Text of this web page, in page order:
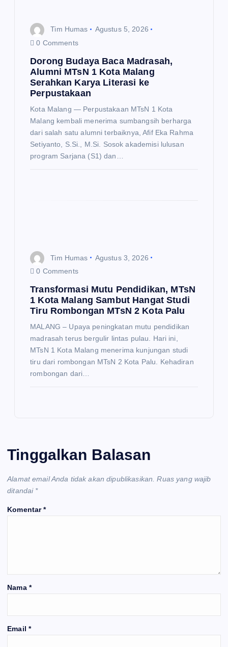
Tim Humas
Agustus 5, 2026
0 Comments
Dorong Budaya Baca Madrasah,
Alumni MTsN 1 Kota Malang
Serahkan Karya Literasi ke
Perpustakaan
Kota Malang — Perpustakaan MTsN 1 Kota
Malang kembali menerima sumbangsih berharga
dari salah satu alumni terbaiknya, Afif Eka Rahma
Setiyanto, S.Si., M.Si. Sosok akademisi lulusan
program Sarjana (S1) dan…
Tim Humas
Agustus 3, 2026
0 Comments
Transformasi Mutu Pendidikan, MTsN
1 Kota Malang Sambut Hangat Studi
Tiru Rombongan MTsN 2 Kota Palu
MALANG – Upaya peningkatan mutu pendidikan
madrasah terus bergulir lintas pulau. Hari ini,
MTsN 1 Kota Malang menerima kunjungan studi
tiru dari rombongan MTsN 2 Kota Palu. Kehadiran
rombongan dari…
Tinggalkan Balasan
Alamat email Anda tidak akan dipublikasikan. Ruas yang wajib
ditandai *
Komentar*
Nama *
Email *